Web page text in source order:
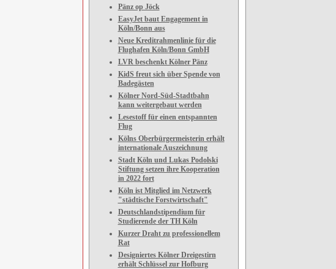
Pänz op Jöck
EasyJet baut Engagement in
Köln/Bonn aus
Neue Kreditrahmenlinie für die
Flughafen Köln/Bonn GmbH
LVR beschenkt Kölner Pänz
KidS freut sich über Spende von
Badegästen
Kölner Nord-Süd-Stadtbahn
kann weitergebaut werden
Lesestoff für einen entspannten
Flug
Kölns Oberbürgermeisterin erhält
internationale Auszeichnung
Stadt Köln und Lukas Podolski
Stiftung setzen ihre Kooperation
in 2022 fort
Köln ist Mitglied im Netzwerk
"städtische Forstwirtschaft"
Deutschlandstipendium für
Studierende der TH Köln
Kurzer Draht zu professionellem
Rat
Designiertes Kölner Dreigestirn
erhält Schlüssel zur Hofburg